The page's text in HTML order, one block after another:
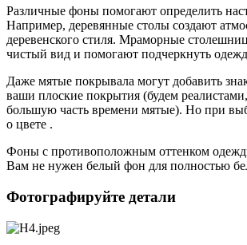
Различные фоны помогают определить
Например, деревянные столы создают
деревенского стиля. Мраморные
чистый вид и помогают подчеркнуть
Даже мятые покрывала могут добавить
ваши плоские покрытия (будем
большую часть времени мятые). Но при
о цвете .
Фоны с противоположным оттенком
Вам не нужен белый фон для полностью
Фотографируйте детали​